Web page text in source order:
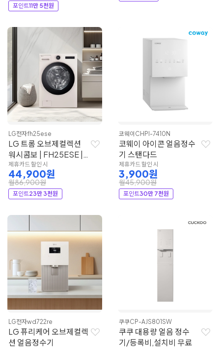
포인트11만 5천원
LG전자fh25ese
LG 트롬 오브제컬렉션
워시콤보 | FH25ESE |
LG전자
제휴카드 할인 시
44,900원
월86,900원
포인트23만 3천원
코웨이 CHPI-7410N
코웨이 아이콘 얼음정수
기 스탠다드
제휴카드 할인 시
3,900원
월45,900원
포인트30만 7천원
LG전자wd722re
LG 퓨리케어 오브제컬렉
션 얼음정수기
쿠쿠CP-AJS801SW
쿠쿠 대용량 얼음 정수
기/등록비,설치비 무료